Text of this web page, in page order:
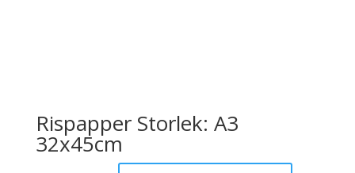
Rispapper Storlek: A3
32x45cm